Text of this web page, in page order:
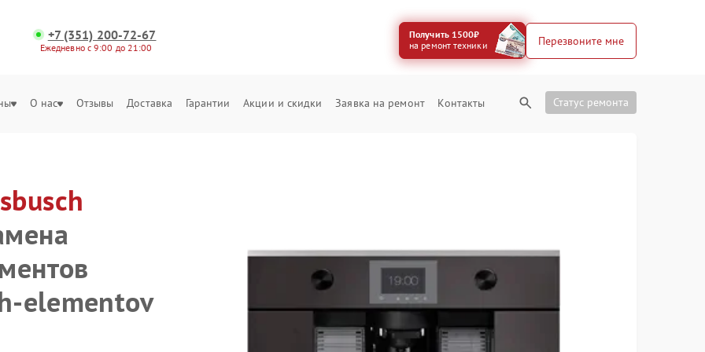
+7 (351) 200-72-67
Ежедневно с 9:00 до 21:00
Получить 1500₽
на ремонт техники
Перезвоните мне
О нас Отзывы Доставка Гарантии Акции и скидки Заявка на ремонт Контакты Статус ремонта
elementov